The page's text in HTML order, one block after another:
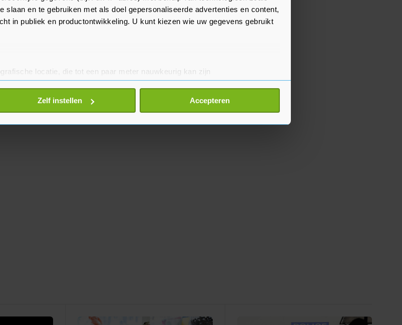
slaan en te gebruiken met als doel gepersonaliseerde advertenties en content,
in publiek en productontwikkeling. U kunt kiezen wie uw gegevens gebruikt
locatie, die tot een paar meter nauwkeurig kan zijn
te scannen op specifieke eigenschappen (fingerprinting)
worden verwerkt en stel uw voorkeuren in het
detailgedeelte
in de Cookieverklaring.
Zelf instellen Accepteren
van een